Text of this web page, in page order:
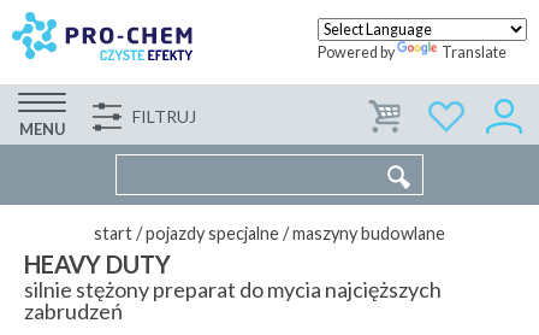
Powered by Translate
MENU
FILTRUJ WSPÓŁPRACA KONTAKT
start/pojazdy specjalne/maszyny budowlane
HEAVY DUTY
silnie stężony preparat do mycia najcięższych
zabrudzeń